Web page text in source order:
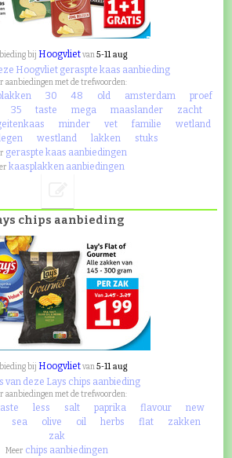
bij Hoogvlietvan5-11 aug
Hoogvliet geraspte kaas aanbieding
aanbiedingen met de trefwoorden:
30 48 old amsterdam
proef
35 taste mega maaslander
zacht
minder vet familie
wetland
westland lakken stuks
geraspte kaas aanbiedingen
kaasplakken aanbiedingen
chips aanbieding
bij Hoogvlietvan5-11 aug
van deze Lays chips aanbieding
aanbiedingen met de trefwoorden:
less salt paprika flavour
new
sea olive oil herbs flat
zakken
zak
Meer chips aanbiedingen